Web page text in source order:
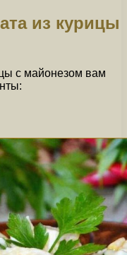
из курицы
с майонезом вам